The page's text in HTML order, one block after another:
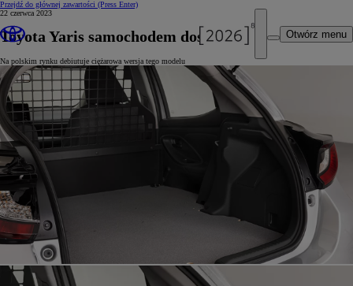
Przejdź do głównej zawartości (Press Enter)
Otwórz menu
22 czerwca 2023
Toyota Yaris samochodem dostawczym
Na polskim rynku debiutuje ciężarowa wersja tego modelu